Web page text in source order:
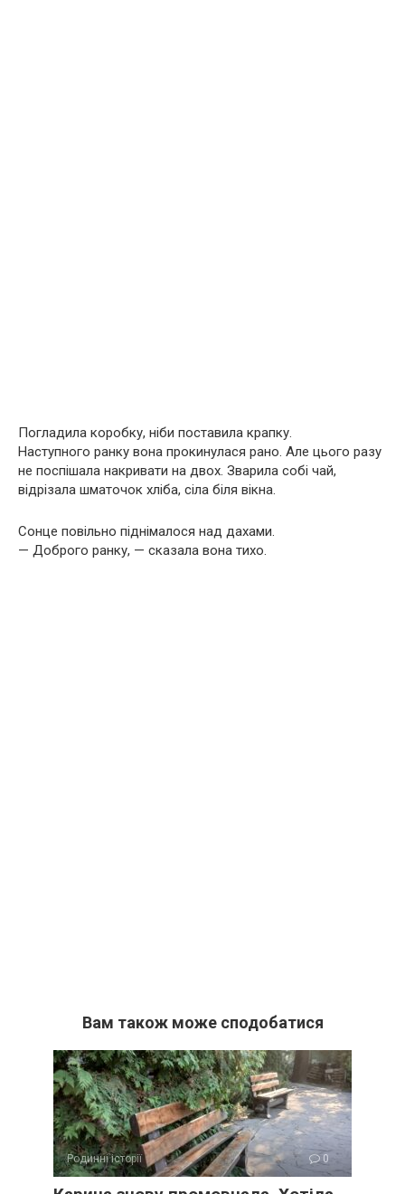
Погладила коробку, ніби поставила крапку.
Наступного ранку вона прокинулася рано. Але цього разу
не поспішала накривати на двох. Зварила собі чай,
відрізала шматочок хліба, сіла біля вікна.
Сонце повільно піднімалося над дахами.
— Доброго ранку, — сказала вона тихо.
Вам також може сподобатися
Родинні історії 0